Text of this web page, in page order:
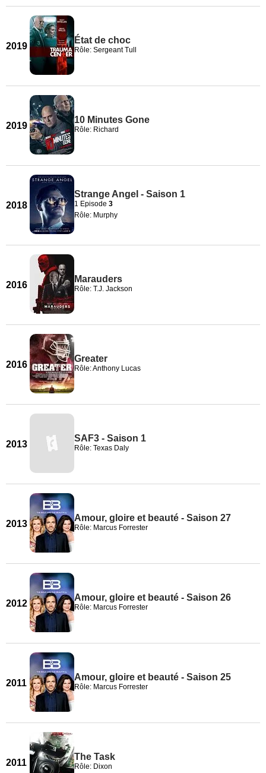
2019
État de choc
Rôle: Sergeant Tull
2019
10 Minutes Gone
Rôle: Richard
2018
Strange Angel - Saison 1
1 Episode 3
Rôle: Murphy
2016
Marauders
Rôle: T.J. Jackson
2016
Greater
Rôle: Anthony Lucas
2013
SAF3 - Saison 1
Rôle: Texas Daly
2013
Amour, gloire et beauté - Saison 27
Rôle: Marcus Forrester
2012
Amour, gloire et beauté - Saison 26
Rôle: Marcus Forrester
2011
Amour, gloire et beauté - Saison 25
Rôle: Marcus Forrester
2011
The Task
Rôle: Dixon